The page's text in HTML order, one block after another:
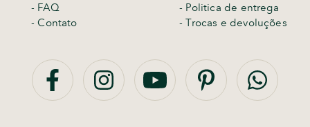
- FAQ
- Contato
- Politica de entrega
-Trocas e devoluções